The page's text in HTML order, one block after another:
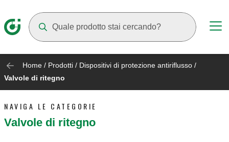
Home / Prodotti / Dispositivi di protezione antiriflusso /
Valvole di ritegno
NAVIGA LE CATEGORIE
Valvole di ritegno